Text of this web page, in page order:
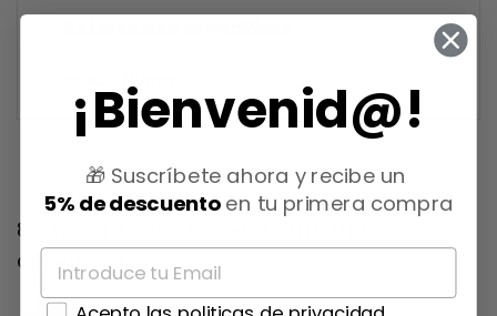
8 otros productos en la misma
categoría:
-10%
¡Bienvenid@!
🎁 Suscríbete ahora y recibe un
5% de descuentoen tu primera compra